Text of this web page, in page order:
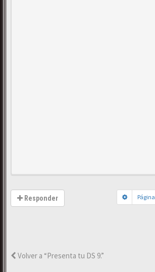
Responder Página
Volver a “Presenta tu DS 9.”